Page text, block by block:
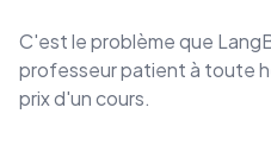
C'est le problème que
professeur patient à toute
prix d'un cours.